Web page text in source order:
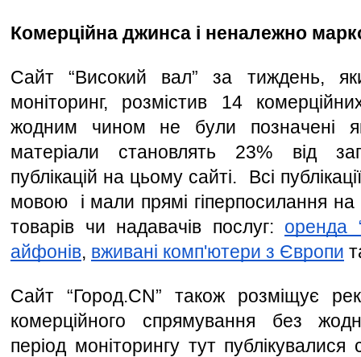
Комерційна джинса і неналежно
Сайт “Високий вал” за тиждень,
моніторинг, розмістив 14
жодним чином не були позначені
матеріали становлять 23% від
публікацій на цьому сайті.  Всі
мовою  і мали прямі гіперпосилання на
товарів чи надавачів послуг: оренда
айфонів, вживані комп'ютери з Європи
Сайт “Город.CN” також розміщує
комерційного спрямування без
період моніторингу тут публікувалися